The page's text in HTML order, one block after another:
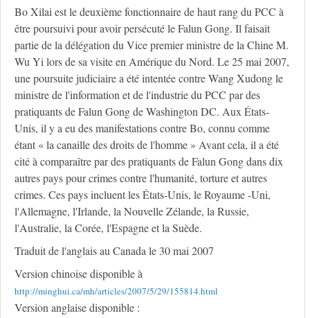
Bo Xilai est le deuxième fonctionnaire de haut rang du PCC à
être poursuivi pour avoir persécuté le Falun Gong. Il faisait
partie de la délégation du Vice premier ministre de la Chine M.
Wu Yi lors de sa visite en Amérique du Nord. Le 25 mai 2007,
une poursuite judiciaire a été intentée contre Wang Xudong le
ministre de l'information et de l'industrie du PCC par des
pratiquants de Falun Gong de Washington DC. Aux États-
Unis, il y a eu des manifestations contre Bo, connu comme
étant « la canaille des droits de l'homme » Avant cela, il a été
cité à comparaître par des pratiquants de Falun Gong dans dix
autres pays pour crimes contre l'humanité, torture et autres
crimes. Ces pays incluent les États-Unis, le Royaume -Uni,
l'Allemagne, l'Irlande, la Nouvelle Zélande, la Russie,
l'Australie, la Corée, l'Espagne et la Suède.
Traduit de l'anglais au Canada le 30 mai 2007
Version chinoise disponible à
http://minghui.ca/mh/articles/2007/5/29/155814.html
Version anglaise disponible :